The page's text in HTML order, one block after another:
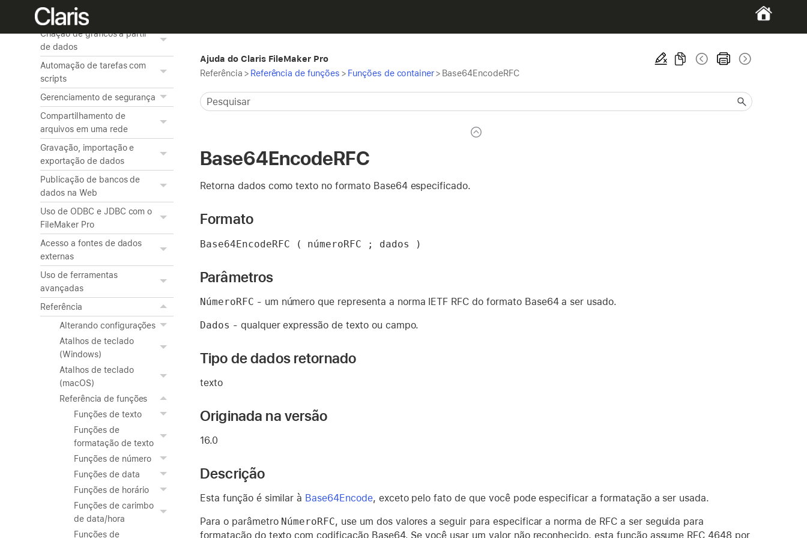
do layout
Criação de gráficos a partir
de dados
Automação de tarefas com
scripts
Gerenciamento de segurança
Compartilhamento de
arquivos em uma rede
Gravação, importação e
exportação de dados
Publicação de bancos de
dados na Web
Uso de ODBC e JDBC com o
FileMaker Pro
Acesso a fontes de dados
externas
Uso de ferramentas
avançadas
Referência
Alterando configurações
Atalhos de teclado
(Windows)
Atalhos de teclado
(macOS)
Referência de funções
Funções de texto
Funções de
formatação de texto
Funções de número
Funções de data
Funções de horário
Funções de carimbo
de data/hora
Funções de
Ajuda do Claris FileMaker Pro
Referência > Referência de funções > Funções de container> Base64EncodeRFC
Base64EncodeRFC
Retorna dados como texto no formato Base64 especificado.
Formato
Base64EncodeRFC ( númeroRFC ; dados )
Parâmetros
NúmeroRFC - um número que representa a norma IETF RFC do formato Base64 a ser usado.
Dados - qualquer expressão de texto ou campo.
Tipo de dados retornado
texto
Originada na versão
16.0
Descrição
Esta função é similar à Base64Encode, exceto pelo fato de que você pode especificar a formatação a ser usada.
Para o parâmetro NúmeroRFC, use um dos valores a seguir para especificar a norma de RFC a ser seguida para
formatação do texto com codificação Base64. Se você usar um valor não reconhecido, esta função assume RFC 4648 por